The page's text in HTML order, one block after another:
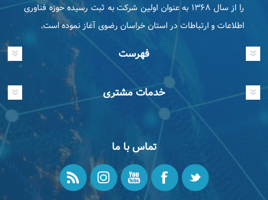
را از سال ۱۳۶۸ به عنوان اولین شرکت به ثبت رسیده حوزه فناوری
اطلاعات و ارتباطات در استان خراسان رضوی آغاز نموده است.
فهرست
خدمات مشتری
تماس با ما